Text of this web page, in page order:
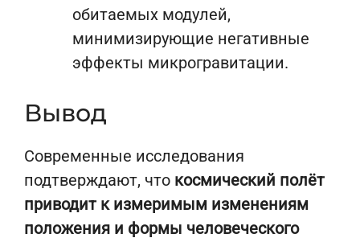
обитаемых модулей,
минимизирующие негативные
эффекты микрогравитации.
Вывод
Современные исследования
подтверждают, что космический полёт
приводит к измеримым изменениям
положения и формы человеческого